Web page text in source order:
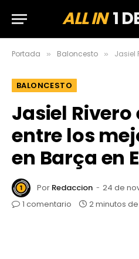
ALL IN1
Portada » Baloncesto » Jasiel
BALONCESTO
Jasiel
entre los
en Barça en
Por Redaccion
24 de
1 comentario
2 minutos